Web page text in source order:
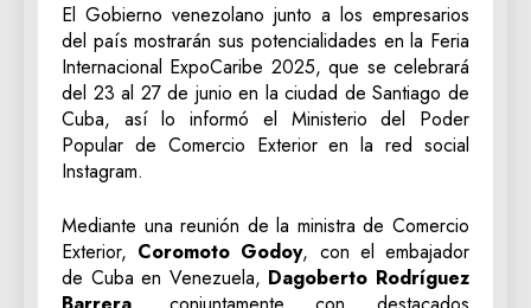
El Gobierno venezolano junto a los empresarios
del país mostrarán sus potencialidades en la Feria
Internacional ExpoCaribe 2025, que se celebrará
del 23 al 27 de junio en la ciudad de Santiago de
Cuba, así lo informó el Ministerio del Poder
Popular de Comercio Exterior en la red social
Instagram.
Mediante una reunión de la ministra de Comercio
Exterior, Coromoto Godoy, con el embajador
de Cuba en Venezuela, Dagoberto Rodríguez